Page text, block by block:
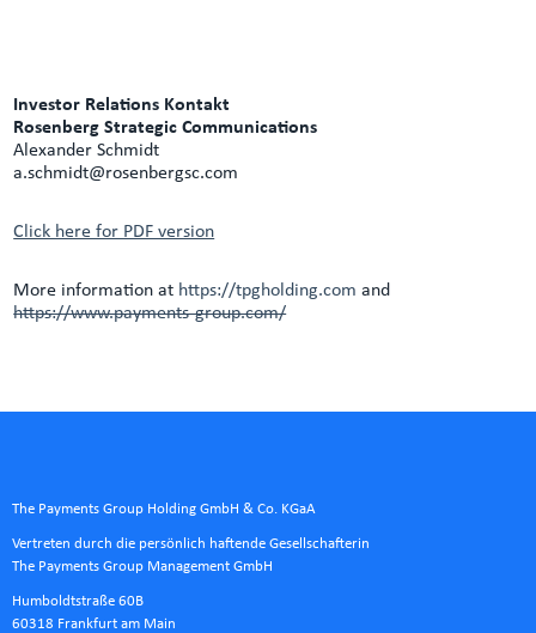
Investor Relations Kontakt
Rosenberg Strategic Communications
Alexander Schmidt
a.schmidt@rosenbergsc.com
Click here for PDF version
More information at https://tpgholding.com and
https://www.payments-group.com/
The Payments Group Holding GmbH & Co. KGaA
Vertreten durch die persönlich haftende Gesellschafterin
The Payments Group Management GmbH
Humboldtstraße 60B
60318 Frankfurt am Main